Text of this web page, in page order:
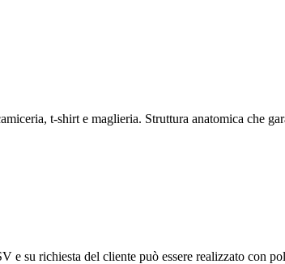
t-shirt e maglieria. Struttura anatomica che
e su richiesta del cliente può essere realizzato con